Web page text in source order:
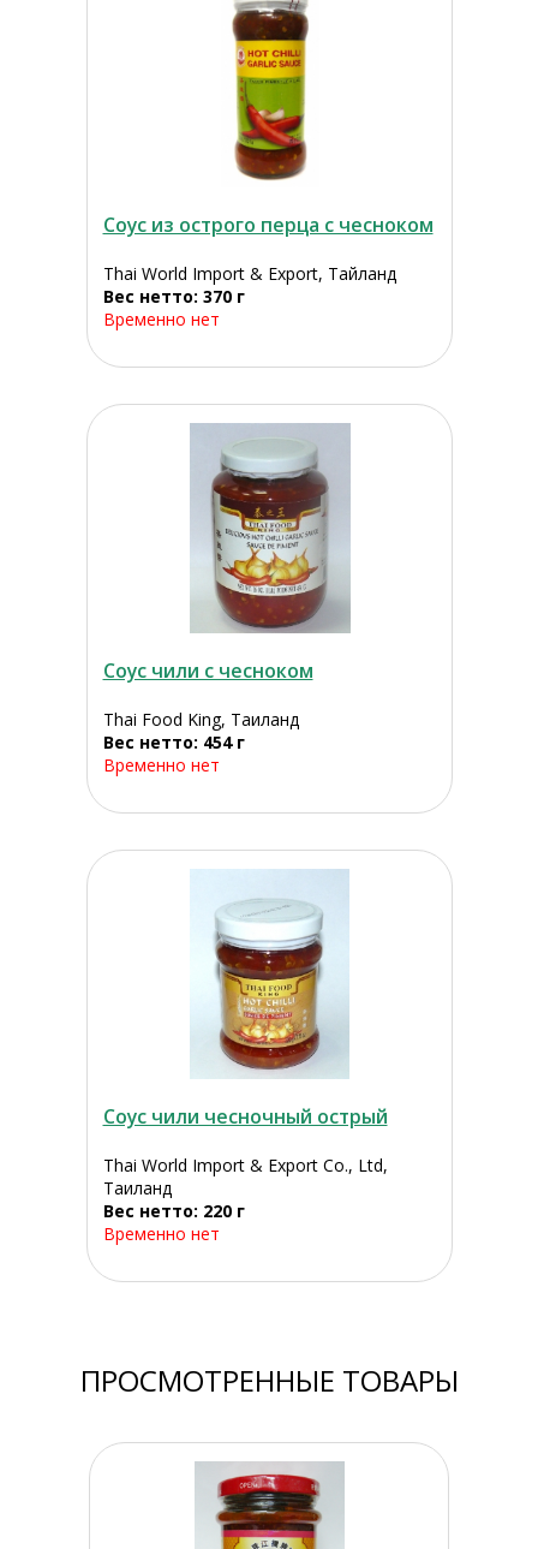
Соус из острого перца с чесноком
Thai World Import & Export, Тайланд
Вес нетто: 370 г
Временно нет
Соус чили с чесноком
Thai Food King, Таиланд
Вес нетто: 454 г
Временно нет
Соус чили чесночный острый
Thai World Import & Export Co., Ltd,
Таиланд
Вес нетто: 220 г
Временно нет
ПРОСМОТРЕННЫЕ ТОВАРЫ